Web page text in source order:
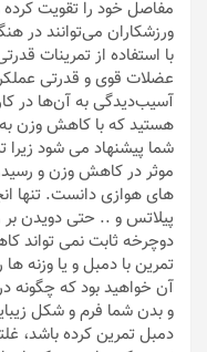
مفاصل خود را تقویت کرده
ورزشکاران می‌توانند در
با استفاده از تمرینات
عضلات قوی و قدرتی
آسیب‌دیدگی به آن‌ها در
هستید که با کاهش وزن به
شما پیشنهاد می شود زیرا
موثر در کاهش وزن و
های هوازی دانست. تنها
پیلاتس و .. حتی دویدن بر
دوچرخه ثابت نمی تواند
تمرین با دمبل و یا وزنه
آن خواهید بود که
و بدن شما فرم و شکل
دمبل تمرین کرده باشد،